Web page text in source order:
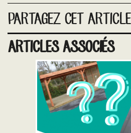
PARTAGEZ CET ARTICLE
ARTICLES ASSOCIÉS